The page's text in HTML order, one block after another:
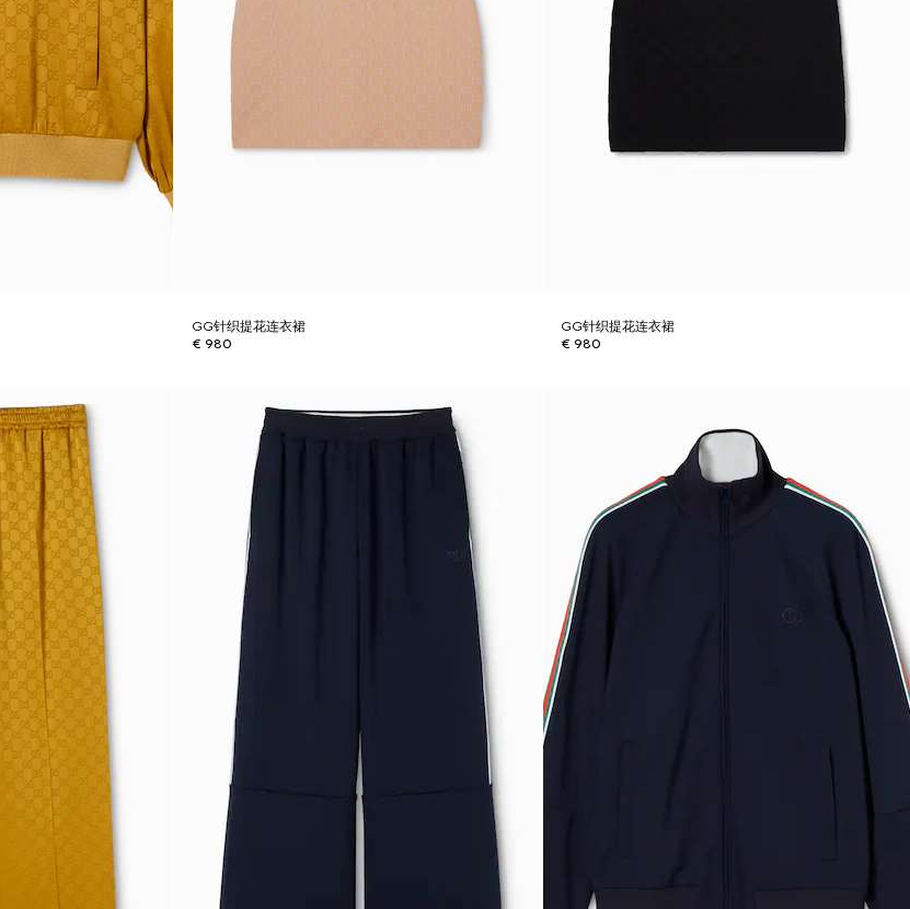
GG针织提花连衣裙
€ 980
GG针织提花连衣裙
€ 980